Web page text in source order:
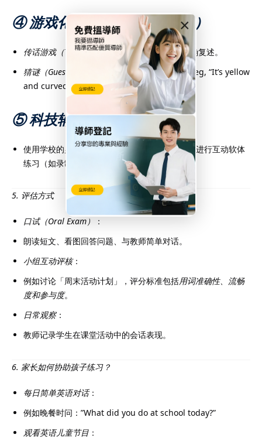
×
④ 游戏化学习（Gamification）
传话游戏（Telephone Game）：训练聆听与准确复述。
猜谜（Guessing Game）
：用英语提示猜物品（eg, “It’s yellow
and curved. What is it?” → Banana）。
⑤ 科技辅助
使用学校的英语室（English Room）
或平板电脑进行互动软体
练习（如录制对话、AI发音评分）。
5. 评估方式
口试（Oral Exam）
：
朗读短文、看图回答问题、与教师简单对话。
小组互动评核：
例如讨论「周末活动计划」，评分标准包括用词准确性、流畅
度和参与度。
日常观察：
教师记录学生在课堂活动中的会话表现。
6. 家长如何协助孩子练习？
每日简单英语对话：
例如晚餐时问：”What did you do at school today?”
观看英语儿童节目 ：